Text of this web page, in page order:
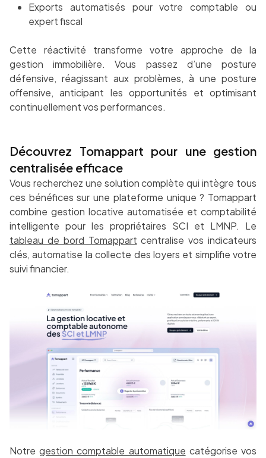
Exports automatisés pour votre comptable ou
expert fiscal
Cette réactivité transforme votre approche de la
gestion immobilière. Vous passez d’une posture
défensive, réagissant aux problèmes, à une posture
offensive, anticipant les opportunités et optimisant
continuellement vos performances.
Découvrez Tomappart pour une gestion
centralisée efficace
Vous recherchez une solution complète qui intègre tous
ces bénéfices sur une plateforme unique ? Tomappart
combine gestion locative automatisée et comptabilité
intelligente pour les propriétaires SCI et LMNP. Le
tableau de bord Tomappart centralise vos indicateurs
clés, automatise la collecte des loyers et simplifie votre
suivi financier.
Notregestion comptable automatique catégorise vos